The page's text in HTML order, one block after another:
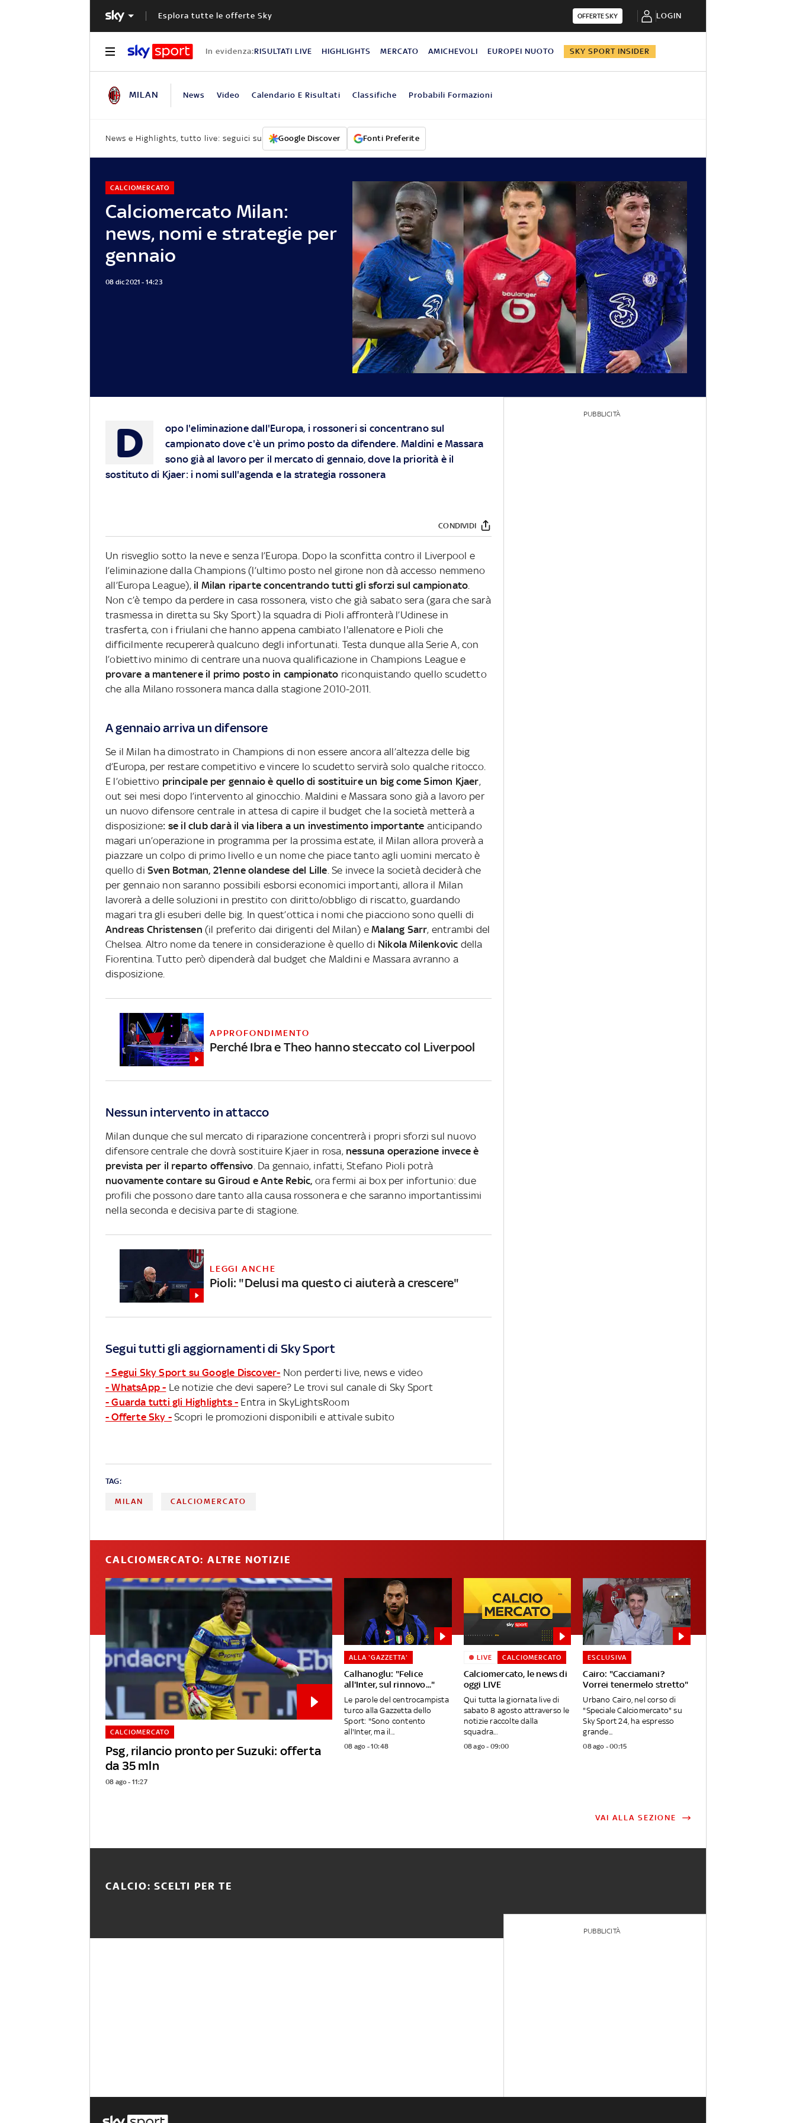
Esplora tutte le offerte Sky OFFERTE SKY LOGIN
In evidenza:RISULTATI LIVE HIGHLIGHTS MERCATO AMICHEVOLI EUROPEI NUOTO SKY SPORT INSIDER
MILAN News Video Calendario E Risultati Classifiche Probabili Formazioni
News e Highlights, tutto live: seguici su Google Discover Fonti Preferite
Calciomercato Milan:
news, nomi e strategie per
gennaio
CALCIOMERCATO
08 dic 2021 - 14:23
D
opo l'eliminazione dall'Europa, i rossoneri si concentrano sul
campionato dove c'è un primo posto da difendere. Maldini e Massara
sono già al lavoro per il mercato di gennaio, dove la priorità è il
sostituto di Kjaer: i nomi sull'agenda e la strategia rossonera
CONDIVIDI
Un risveglio sotto la neve e senza l’Europa. Dopo la sconfitta contro il Liverpool e
l’eliminazione dalla Champions (l’ultimo posto nel girone non dà accesso nemmeno
all’Europa League), il Milan riparte concentrando tutti gli sforzi sul campionato.
Non c’è tempo da perdere in casa rossonera, visto che già sabato sera (gara che sarà
trasmessa in diretta su Sky Sport) la squadra di Pioli affronterà l’Udinese in
trasferta, con i friulani che hanno appena cambiato l'allenatore e Pioli che
difficilmente recupererà qualcuno degli infortunati. Testa dunque alla Serie A, con
l’obiettivo minimo di centrare una nuova qualificazione in Champions League e
provare a mantenere il primo posto in campionato riconquistando quello scudetto
che alla Milano rossonera manca dalla stagione 2010-2011.
A gennaio arriva un difensore
Se il Milan ha dimostrato in Champions di non essere ancora all’altezza delle big
d’Europa, per restare competitivo e vincere lo scudetto servirà solo qualche ritocco.
E l’obiettivo principale per gennaio è quello di sostituire un big come Simon Kjaer,
out sei mesi dopo l’intervento al ginocchio. Maldini e Massara sono già a lavoro per
un nuovo difensore centrale in attesa di capire il budget che la società metterà a
disposizione: se il club darà il via libera a un investimento importante anticipando
magari un’operazione in programma per la prossima estate, il Milan allora proverà a
piazzare un colpo di primo livello e un nome che piace tanto agli uomini mercato è
quello di Sven Botman, 21enne olandese del Lille. Se invece la società deciderà che
per gennaio non saranno possibili esborsi economici importanti, allora il Milan
lavorerà a delle soluzioni in prestito con diritto/obbligo di riscatto, guardando
magari tra gli esuberi delle big. In quest’ottica i nomi che piacciono sono quelli di
Andreas Christensen (il preferito dai dirigenti del Milan) eMalang Sarr, entrambi del
Chelsea. Altro nome da tenere in considerazione è quello di Nikola Milenkovic della
Fiorentina. Tutto però dipenderà dal budget che Maldini e Massara avranno a
disposizione.
APPROFONDIMENTO
Perché Ibra e Theo hanno steccato col Liverpool
Nessun intervento in attacco
Milan dunque che sul mercato di riparazione concentrerà i propri sforzi sul nuovo
difensore centrale che dovrà sostituire Kjaer in rosa, nessuna operazione invece è
prevista per il reparto offensivo . Da gennaio, infatti, Stefano Pioli potrà
nuovamente contare su Giroud e Ante Rebic, ora fermi ai box per infortunio: due
profili che possono dare tanto alla causa rossonera e che saranno importantissimi
nella seconda e decisiva parte di stagione.
LEGGI ANCHE
Pioli: "Delusi ma questo ci aiuterà a crescere"
Segui tutti gli aggiornamenti di Sky Sport
- Segui Sky Sport su Google Discover- Non perderti live, news e video
- WhatsApp - Le notizie che devi sapere? Le trovi sul canale di Sky Sport
- Guarda tutti gli Highlights - Entra in SkyLightsRoom
- Offerte Sky - Scopri le promozioni disponibili e attivale subito
TAG:
MILAN CALCIOMERCATO
PUBBLICITÀ
CALCIOMERCATO: ALTRE NOTIZIE
Psg, rilancio pronto per Suzuki: offerta
da 35 mln
CALCIOMERCATO
08 ago - 11:27
Calhanoglu: "Felice
all'Inter, sul rinnovo..."
ALLA 'GAZZETTA'
Le parole del centrocampista
turco alla Gazzetta dello
Sport: "Sono contento
all'Inter, ma il...
08 ago - 10:48
Calciomercato, le news di
oggi LIVE
LIVE CALCIOMERCATO
Qui tutta la giornata live di
sabato 8 agosto attraverso le
notizie raccolte dalla
squadra...
08 ago - 09:00
Cairo: "Cacciamani?
Vorrei tenermelo stretto"
ESCLUSIVA
Urbano Cairo, nel corso di
"Speciale Calciomercato" su
Sky Sport 24, ha espresso
grande...
08 ago - 00:15
VAI ALLA SEZIONE
CALCIO: SCELTI PER TE
PUBBLICITÀ